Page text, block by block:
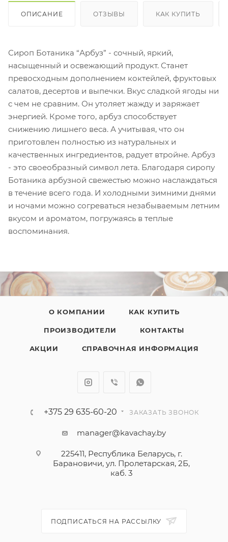
ОПИСАНИЕ ОТЗЫВЫ КАК КУПИТЬ
Сироп Ботаника “Арбуз” - сочный, яркий,
насыщенный и освежающий продукт. Станет
превосходным дополнением коктейлей, фруктовых
салатов, десертов и выпечки. Вкус сладкой ягоды ни
с чем не сравним. Он утоляет жажду и заряжает
энергией. Кроме того, арбуз способствует
снижению лишнего веса. А учитывая, что он
приготовлен полностью из натуральных и
качественных ингредиентов, радует втройне. Арбуз
- это своеобразный символ лета. Благодаря сиропу
Ботаника арбузной свежестью можно наслаждаться
в течение всего года. И холодными зимними днями
и ночами можно согреваться незабываемым летним
вкусом и ароматом, погружаясь в теплые
воспоминания.
О КОМПАНИИ КАК КУПИТЬ
ПРОИЗВОДИТЕЛИ КОНТАКТЫ
АКЦИИ СПРАВОЧНАЯ ИНФОРМАЦИЯ
+375 29 635-60-20 ЗАКАЗАТЬ ЗВОНОК
manager@kavachay.by
225411, Республика Беларусь, г.
Барановичи, ул. Пролетарская, 2Б,
каб. 3
ПОДПИСАТЬСЯ НА РАССЫЛКУ